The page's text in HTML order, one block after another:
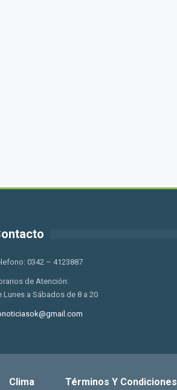
0342 – 4123887
de Atención:
Lunes a Sábados de 8 a 20
Clima Términos Y Condiciones